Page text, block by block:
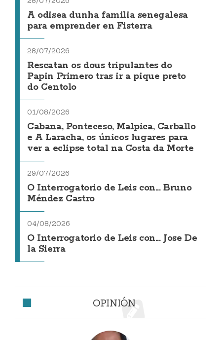
A odisea dunha familia senegalesa
para emprender en Fisterra
28/07/2026
Rescatan os dous tripulantes do
Papin Primero tras ir a pique preto
do Centolo
01/08/2026
Cabana, Ponteceso, Malpica, Carballo
e A Laracha, os únicos lugares para
ver a eclipse total na Costa da Morte
29/07/2026
O Interrogatorio de Leis con... Bruno
Méndez Castro
04/08/2026
O Interrogatorio de Leis con... Jose De
la Sierra
OPINIÓN